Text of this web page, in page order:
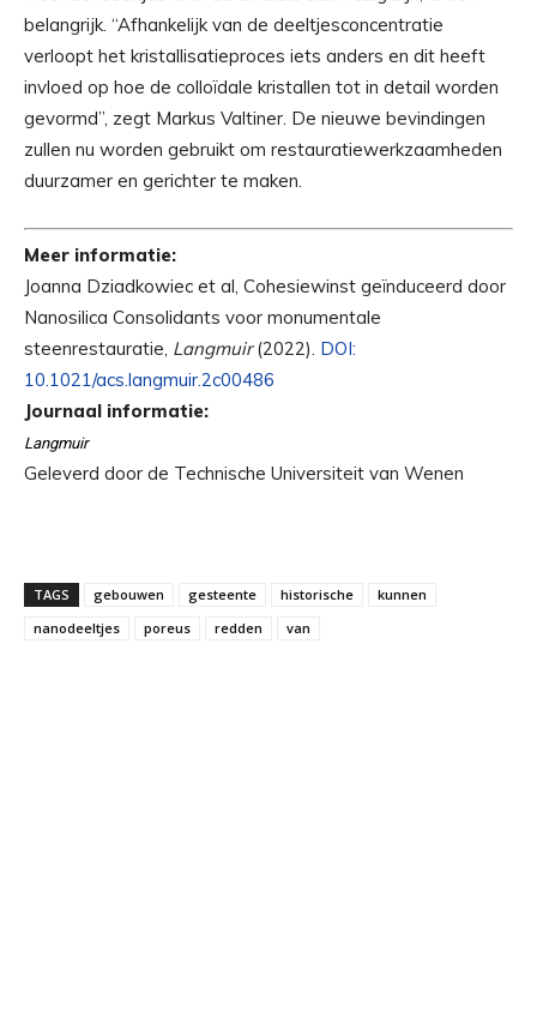
belangrijk. “Afhankelijk van de deeltjesconcentratie
verloopt het kristallisatieproces iets anders en dit heeft
invloed op hoe de colloïdale kristallen tot in detail worden
gevormd”, zegt Markus Valtiner. De nieuwe bevindingen
zullen nu worden gebruikt om restauratiewerkzaamheden
duurzamer en gerichter te maken.
Meer informatie:
Joanna Dziadkowiec et al, Cohesiewinst geïnduceerd door
Nanosilica Consolidants voor monumentale
steenrestauratie, Langmuir(2022). DOI:
10.1021/acs.langmuir.2c00486
Journaal informatie:
Langmuir
Geleverd door de Technische Universiteit van Wenen
TAGS gebouwen gesteente historische
kunnen
nanodeeltjes
poreus redden van